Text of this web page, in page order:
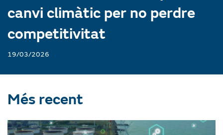
canvi climàtic per no perdre
competitivitat
19/03/2026
Més recent